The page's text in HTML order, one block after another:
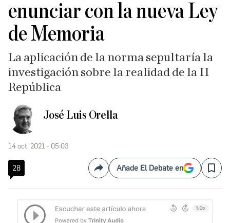
enunciar con la nueva Ley
de Memoria
La aplicación de la norma sepultaría la
investigación sobre la realidad de la II
República
José Luis Orella
14 oct. 2021 - 05:03
28 CompartirAñade El Debate en Save